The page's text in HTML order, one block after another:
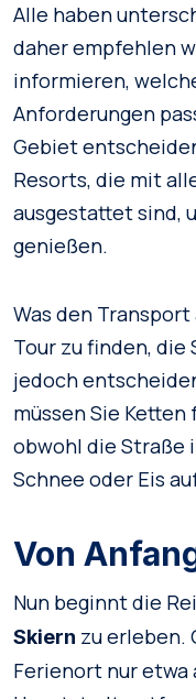
Alle haben
daher empfehlen
informieren,
Anforderungen
Gebiet
Resorts, die mit
ausgestattet sind,
genießen.
Was den
Tour zu finden, die
jedoch
müssen Sie
obwohl die Straße
Schnee oder Eis
Von
Nun beginnt die
Skiern zu erleben.
Ferienort nur